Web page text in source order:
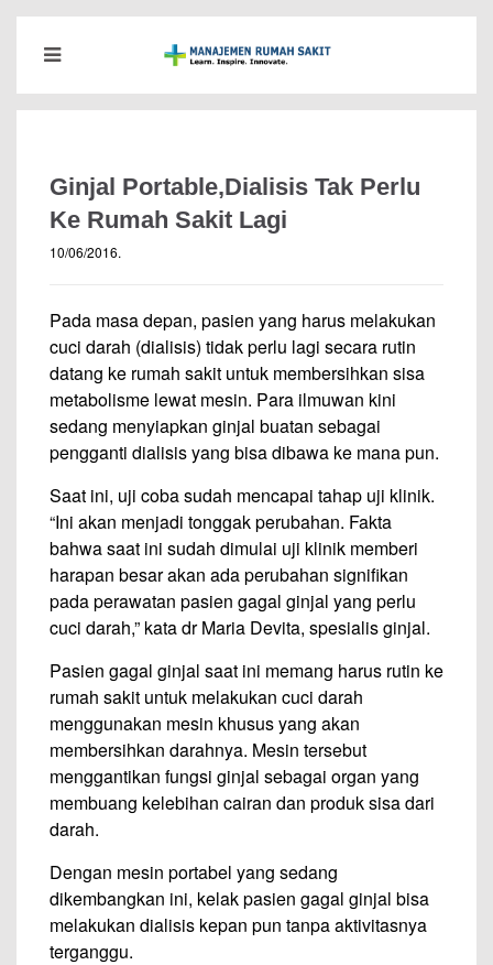
Ginjal Portable,Dialisis Tak Perlu
Ke Rumah Sakit Lagi
10/06/2016.
Pada masa depan, pasien yang harus melakukan
cuci darah (dialisis) tidak perlu lagi secara rutin
datang ke rumah sakit untuk membersihkan sisa
metabolisme lewat mesin. Para ilmuwan kini
sedang menyiapkan ginjal buatan sebagai
pengganti dialisis yang bisa dibawa ke mana pun.
Saat ini, uji coba sudah mencapai tahap uji klinik.
“Ini akan menjadi tonggak perubahan. Fakta
bahwa saat ini sudah dimulai uji klinik memberi
harapan besar akan ada perubahan signifikan
pada perawatan pasien gagal ginjal yang perlu
cuci darah,” kata dr Maria Devita, spesialis ginjal.
Pasien gagal ginjal saat ini memang harus rutin ke
rumah sakit untuk melakukan cuci darah
menggunakan mesin khusus yang akan
membersihkan darahnya. Mesin tersebut
menggantikan fungsi ginjal sebagai organ yang
membuang kelebihan cairan dan produk sisa dari
darah.
Dengan mesin portabel yang sedang
dikembangkan ini, kelak pasien gagal ginjal bisa
melakukan dialisis kepan pun tanpa aktivitasnya
terganggu.